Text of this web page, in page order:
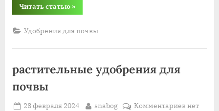
Читать статью“внесение
удобрений
почву”
»
Удобрения для почвы
растительные удобрения для
почвы
Posted
28 февраля 2024 By
snabog Комментариевкнет